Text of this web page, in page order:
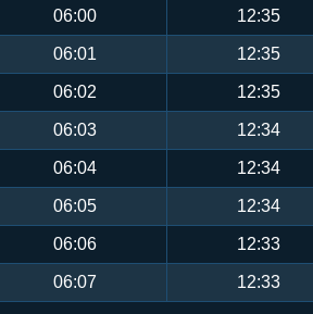
06:00 12:35
06:01 12:35
06:02 12:35
06:03 12:34
06:04 12:34
06:05 12:34
06:06 12:33
06:07 12:33